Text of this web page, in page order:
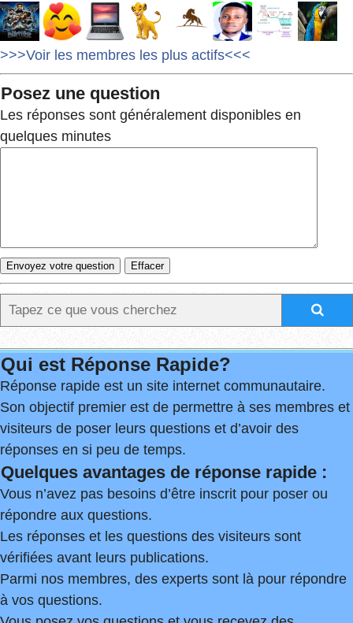
>>>Voir les membres les plus actifs<<<
Posez une question
Les réponses sont généralement disponibles en
quelques minutes
Qui est Réponse Rapide?
Réponse rapide est un site internet communautaire.
Son objectif premier est de permettre à ses membres et
visiteurs de poser leurs questions et d’avoir des
réponses en si peu de temps.
Quelques avantages de réponse rapide :
Vous n’avez pas besoins d’être inscrit pour poser ou
répondre aux questions.
Les réponses et les questions des visiteurs sont
vérifiées avant leurs publications.
Parmi nos membres, des experts sont là pour répondre
à vos questions.